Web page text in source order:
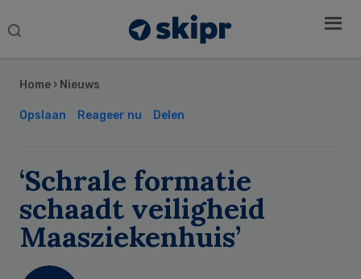
Search
Home › Nieuws
Opslaan Reageer nu Delen
‘Schrale formatie
schaadt veiligheid
Maasziekenhuis’
Sidebar